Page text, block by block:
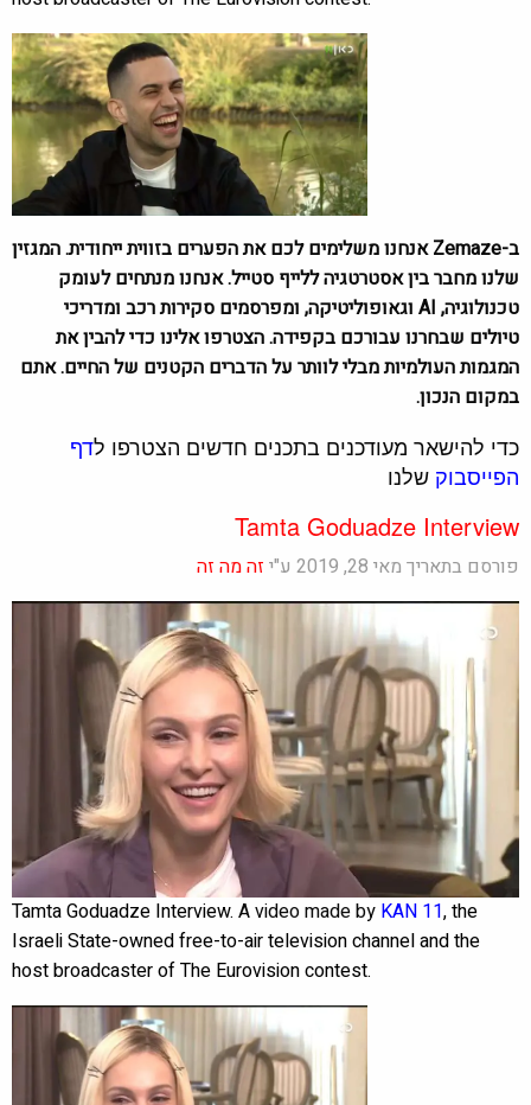
ב-Zemaze אנחנו משלימים לכם את הפערים בזווית ייחודית. המגזין
שלנו מחבר בין אסטרטגיה ללייף סטייל. אנחנו מנתחים לעומק
טכנולוגיה, AI וגאופוליטיקה, ומפרסמים סקירות רכב ומדריכי
טיולים שבחרנו עבורכם בקפידה. הצטרפו אלינו כדי להבין את
המגמות העולמיות מבלי לוותר על הדברים הקטנים של החיים. אתם
במקום הנכון.
כדי להישאר מעודכנים בתכנים חדשים הצטרפו ל דף
הפייסבוקשלנו
Tamta Goduadze Interview
פורסם בתאריך מאי 28, 2019 ע"י זה מה זה
Tamta Goduadze Interview.A video made byKAN 11, the
Israeli State-owned free-to-air television channel and the
host broadcaster of The Eurovision contest.